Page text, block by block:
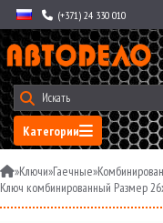
(+371) 24 330 010
Категории
»Ключи»Гаечные»
Ключ комбинированный Размер